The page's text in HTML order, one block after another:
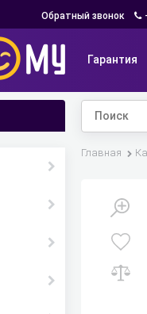
Обратный звонок
Гарантия
Главная